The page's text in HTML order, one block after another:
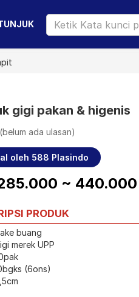
gigi pakan & higenis
ada ulasan)
oleh 588 Plasindo
~ 440.000
PRODUK
buang
merek UPP
(6ons)